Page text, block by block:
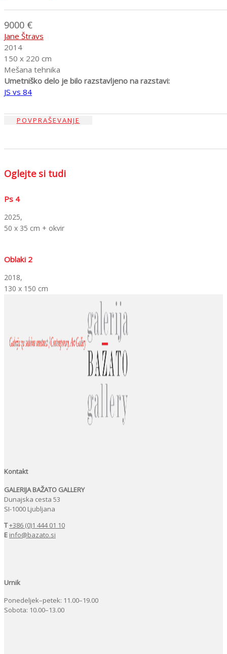
9000 €
Jane Štravs
2014
150 x 220 cm
Mešana tehnika
Umetniško delo je bilo razstavljeno na razstavi:
JS vs 84
POVPRAŠEVANJE
Oglejte si tudi
Ps 4
2025,
50 x 35 cm + okvir
Oblaki 2
2018,
130 x 150 cm
Kontakt
GALERIJA BAŽATO GALLERY
Dunajska cesta 53
SI-1000 Ljubljana
T+386 (0)1 444 01 10
E info@bazato.si
Urnik
Ponedeljek–petek: 11.00–19.00
Sobota: 10.00–13.00